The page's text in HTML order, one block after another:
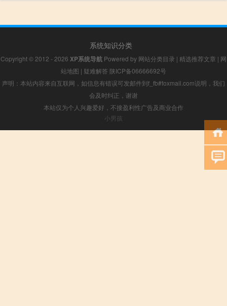
系统知识分类
Copyright © 2012 - 2026 XP系统导航 Powered by 网站分类目录 | 精选推荐文章 | 网
站地图 | 疑难解答 陕ICP备06666692号
声明：本站内容来自互联网，如信息有错误可发邮件到f_fb#foxmail.com说明，我们
会及时纠正，谢谢
本站仅为个人兴趣爱好，不接盈利性广告及商业合作
小男孩